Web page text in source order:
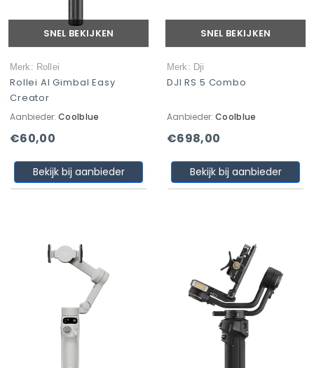
SNEL BEKIJKEN
Merk: Rollei
Rollei AI Gimbal Easy
Creator
Aanbieder: Coolblue
€60,00
Bekijk bij aanbieder
SNEL BEKIJKEN
Merk: Dji
DJI RS 5 Combo
Aanbieder: Coolblue
€698,00
Bekijk bij aanbieder